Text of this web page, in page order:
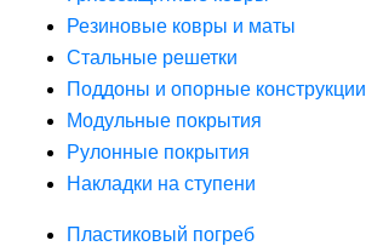
Резиновые ковры и маты
Стальные решетки
Поддоны и опорные конструкции
Модульные покрытия
Рулонные покрытия
Накладки на ступени
Пластиковый погреб